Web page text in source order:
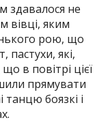
здавалося не
вівці, яким
рою, що
пастухи, які,
в повітрі цієї
прямувати
боязкі і